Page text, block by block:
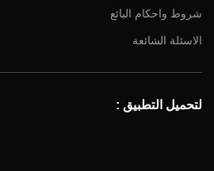
شروط واحكام البائع
الاسئلة الشائعة
لتحميل التطبيق :